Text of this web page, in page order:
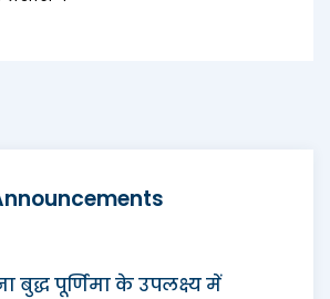
पूर्णिमा के उपलक्ष्य में